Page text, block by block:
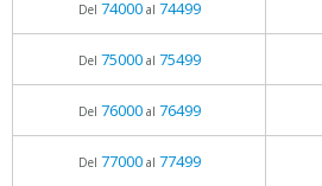
Del 74000al 74499
Del 75000al 75499
Del 76000al 76499
Del 77000al 77499